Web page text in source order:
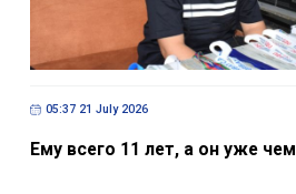
05:37 21 July 2026
Ему всего 11 лет, а он уже